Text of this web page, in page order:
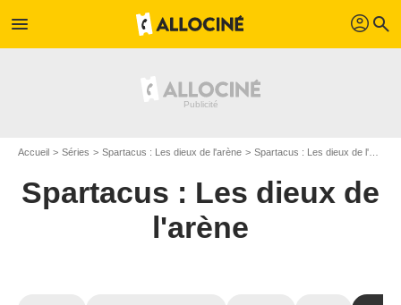
menu profil search
Accueil Séries Spartacus : Les dieux de l'arène Spartacus : Les dieux de l'arène S01
Spartacus : Les dieux de
l'arène